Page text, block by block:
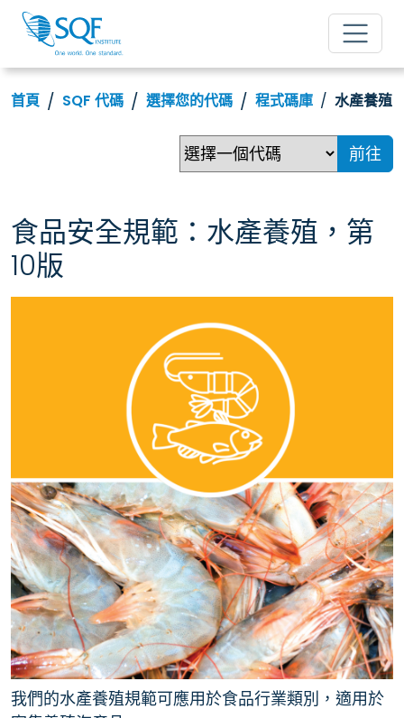
首頁 SQF 代碼 選擇您的代碼 程式碼庫 水產養殖
前往
食品安全規範：水產養殖，第
10版
我們的水產養殖規範可應用於食品行業類別，適用於